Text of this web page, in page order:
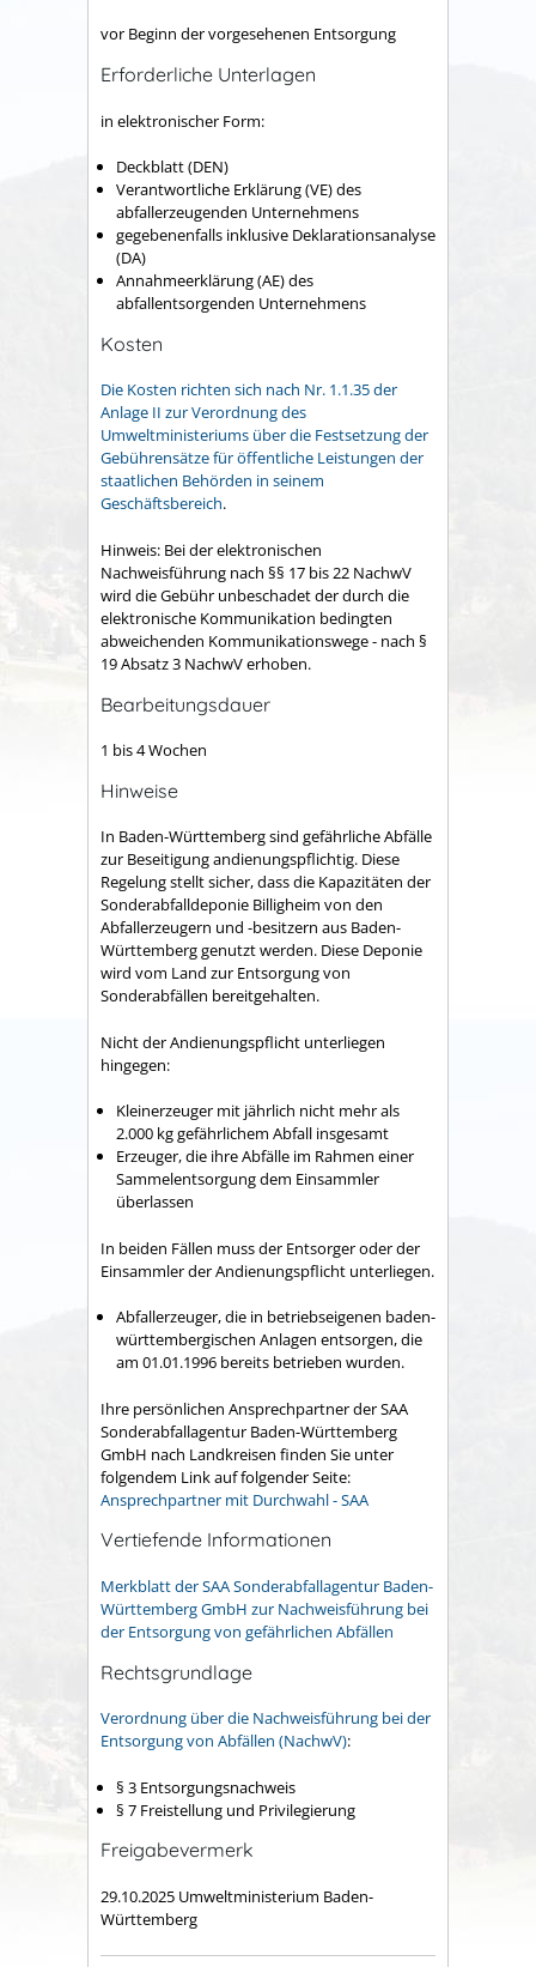
vor Beginn der vorgesehenen Entsorgung
Erforderliche Unterlagen
in elektronischer Form:
Deckblatt (DEN)
Verantwortliche Erklärung (VE) des
abfallerzeugenden Unternehmens
gegebenenfalls inklusive Deklarationsanalyse
(DA)
Annahmeerklärung (AE) des
abfallentsorgenden Unternehmens
Kosten
Die Kosten richten sich nach Nr. 1.1.35 der
Anlage II zur Verordnung des
Umweltministeriums über die Festsetzung der
Gebührensätze für öffentliche Leistungen der
staatlichen Behörden in seinem
Geschäftsbereich.
Hinweis: Bei der elektronischen
Nachweisführung nach §§ 17 bis 22 NachwV
wird die Gebühr unbeschadet der durch die
elektronische Kommunikation bedingten
abweichenden Kommunikationswege - nach §
19 Absatz 3 NachwV erhoben.
Bearbeitungsdauer
1 bis 4 Wochen
Hinweise
In Baden-Württemberg sind gefährliche Abfälle
zur Beseitigung andienungspflichtig. Diese
Regelung stellt sicher, dass die Kapazitäten der
Sonderabfalldeponie Billigheim von den
Abfallerzeugern und -besitzern aus Baden-
Württemberg genutzt werden. Diese Deponie
wird vom Land zur Entsorgung von
Sonderabfällen bereitgehalten.
Nicht der Andienungspflicht unterliegen
hingegen:
Kleinerzeuger mit jährlich nicht mehr als
2.000 kg gefährlichem Abfall insgesamt
Erzeuger, die ihre Abfälle im Rahmen einer
Sammelentsorgung dem Einsammler
überlassen
In beiden Fällen muss der Entsorger oder der
Einsammler der Andienungspflicht unterliegen.
Abfallerzeuger, die in betriebseigenen baden-
württembergischen Anlagen entsorgen, die
am 01.01.1996 bereits betrieben wurden.
Ihre persönlichen Ansprechpartner der SAA
Sonderabfallagentur Baden-Württemberg
GmbH nach Landkreisen finden Sie unter
folgendem Link auf folgender Seite:
Ansprechpartner mit Durchwahl - SAA
Vertiefende Informationen
Merkblatt der SAA Sonderabfallagentur Baden-
Württemberg GmbH zur Nachweisführung bei
der Entsorgung von gefährlichen Abfällen
Rechtsgrundlage
Verordnung über die Nachweisführung bei der
Entsorgung von Abfällen (NachwV):
§ 3 Entsorgungsnachweis
§ 7 Freistellung und Privilegierung
Freigabevermerk
29.10.2025 Umweltministerium Baden-
Württemberg